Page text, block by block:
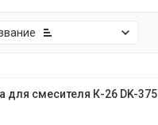
для смесителя К-26 DK-375